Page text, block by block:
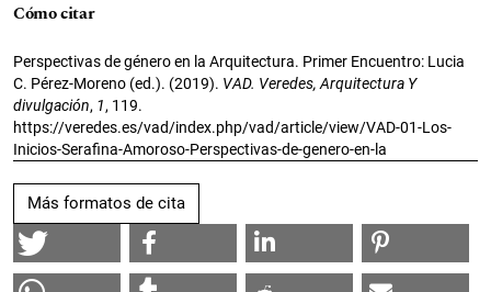
Cómo citar
Perspectivas de género en la Arquitectura. Primer Encuentro: Lucia
C. Pérez-Moreno (ed.). (2019). VAD. Veredes, Arquitectura Y
divulgación, 1, 119.
https://veredes.es/vad/index.php/vad/article/view/VAD-01-Los-
Inicios-Serafina-Amoroso-Perspectivas-de-genero-en-la
Más formatos de cita